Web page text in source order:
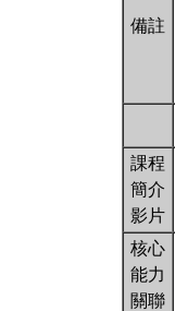
備註
課程
簡介
影片
核心
能力
關聯